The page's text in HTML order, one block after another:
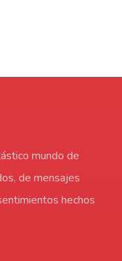
mundo de
de mensajes
hechos